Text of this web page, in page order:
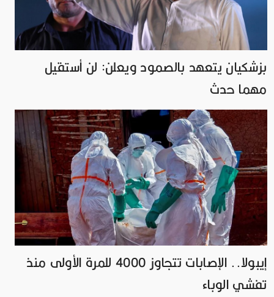
بزشكيان يتعهد بالصمود ويعلن: لن أستقيل
مهما حدث
إيبولا.. الإصابات تتجاوز 4000 للمرة الأولى منذ
تفشي الوباء